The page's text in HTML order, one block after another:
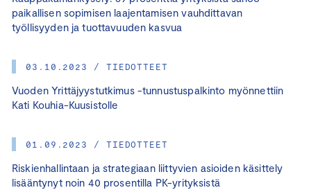
paikallisen sopimisen laajentamisen vauhdittavan
työllisyyden ja tuottavuuden kasvua
03.10.2023 / TIEDOTTEET
Vuoden Yrittäjyystutkimus -tunnustuspalkinto myönnettiin
Kati Kouhia-Kuusistolle
01.09.2023 / TIEDOTTEET
Riskienhallintaan ja strategiaan liittyvien asioiden käsittely
lisääntynyt noin 40 prosentilla PK-yrityksistä